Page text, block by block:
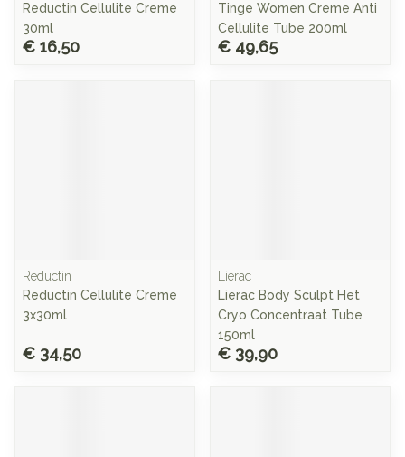
Reductin Cellulite Creme
30ml
€ 16,50
Tinge Women Creme Anti
Cellulite Tube 200ml
€ 49,65
Reductin
Reductin Cellulite Creme
3x30ml
€ 34,50
Lierac
Lierac Body Sculpt Het
Cryo Concentraat Tube
150ml
€ 39,90